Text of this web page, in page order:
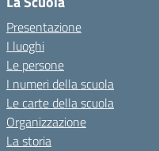
Presentazione
I luoghi
Le persone
I numeri della scuola
Le carte della scuola
Organizzazione
La storia